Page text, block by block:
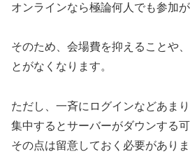
オンラインなら極論何人でも参加が
そのため、会場費を抑えることや
とがなくなります。
ただし、一斉にログインなどあま
集中するとサーバーがダウンする
その点は留意しておく必要があり